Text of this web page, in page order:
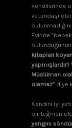
kendilerinde
vatandaşı
Evinde
kitapları
yapmışlardır?
Müslüman
olamaz” diye
Kendini iyi
bir teğmen
yangını